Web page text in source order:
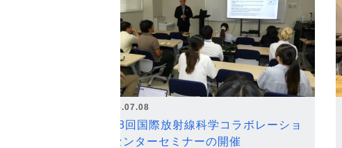
2026.07.08
第18回国際放射線科学コラボレーショ
ンセンターセミナーの開催